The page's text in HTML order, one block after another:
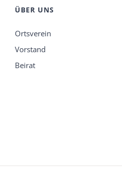
ÜBER UNS
Ortsverein
Vorstand
Beirat